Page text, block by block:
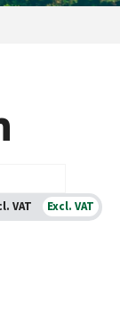
VAT Excl. VAT